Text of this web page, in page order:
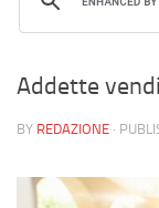
Addette
BY REDAZIONE ·